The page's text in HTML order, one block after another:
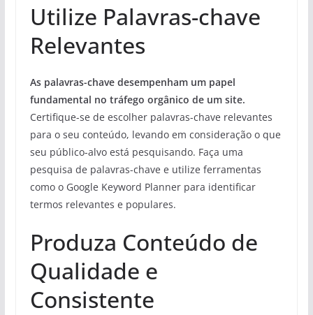
Utilize Palavras-chave
Relevantes
As palavras-chave desempenham um papel
fundamental no tráfego orgânico de um site.
Certifique-se de escolher palavras-chave relevantes
para o seu conteúdo, levando em consideração o que
seu público-alvo está pesquisando. Faça uma
pesquisa de palavras-chave e utilize ferramentas
como o Google Keyword Planner para identificar
termos relevantes e populares.
Produza Conteúdo de
Qualidade e
Consistente